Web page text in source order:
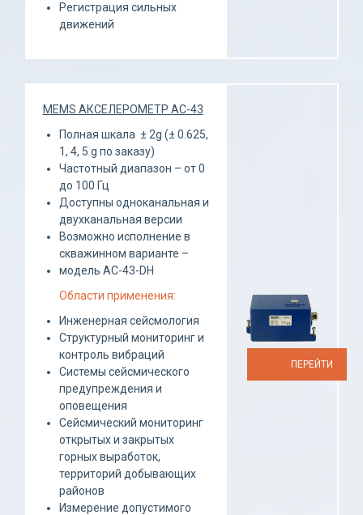
Регистрация сильных
движений
MEMS АКСЕЛЕРОМЕТР AC-43
Полная шкала ± 2g (± 0.625,
1, 4, 5 g по заказу)
Частотный диапазон – от 0
до 100 Гц
Доступны одноканальная и
двухканальная версии
Возможно исполнение в
скважинном варианте –
модель AC-43-DH
Области применения:
Инженерная сейсмология
Структурный мониторинг и
контроль вибраций
Системы сейсмического
предупреждения и
оповещения
Сейсмический мониторинг
открытых и закрытых
горных выработок,
территорий добывающих
районов
Измерение допустимого
ПЕРЕЙТИ